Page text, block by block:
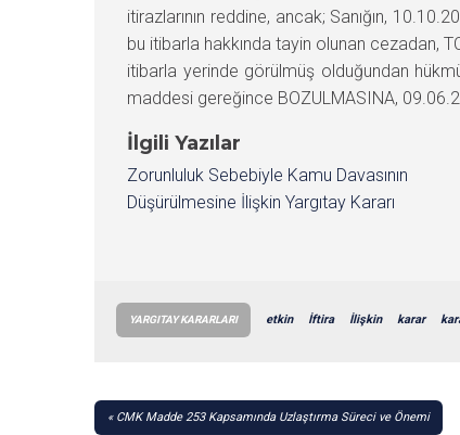
itirazlarının reddine, ancak; Sanığın,
bu itibarla hakkında tayin olunan cezadan,
itibarla yerinde görülmüş olduğundan
maddesi gereğince BOZULMASINA,
İlgili Yazılar
Zorunluluk Sebebiyle Kamu Davasının
Düşürülmesine İlişkin Yargıtay Kararı
YARGITAY KARARLARI etkin İftira İlişkin karar
YAZI
CMK Madde 253 Kapsamında Uzlaştırma Süreci ve Önemi